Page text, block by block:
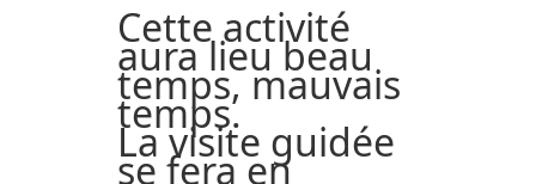
Cette activité
aura lieu beau
temps, mauvais
temps.
La visite guidée
se fera en